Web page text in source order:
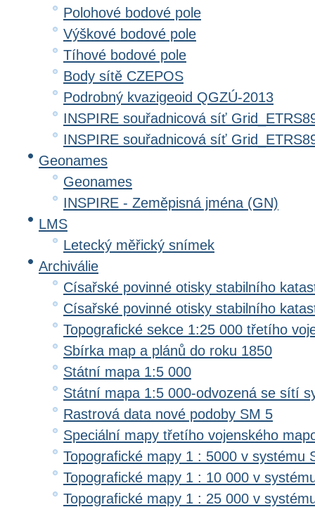
Polohové bodové pole
Výškové bodové pole
Tíhové bodové pole
Body sítě CZEPOS
Podrobný kvazigeoid QGZÚ-2013
INSPIRE souřadnicová síť
INSPIRE souřadnicová síť
Geonames
Geonames
INSPIRE - Zeměpisná jména (GN)
LMS
Letecký měřický snímek
Archiválie
Císařské povinné otisky stabilního
Císařské povinné otisky stabilního
Topografické sekce 1:25 000 třetího
Sbírka map a plánů do roku 1850
Státní mapa 1:5 000
Státní mapa 1:5 000-odvozená se sítí
Rastrová data nové podoby SM 5
Speciální mapy třetího vojenského
Topografické mapy 1 : 5000 v systému
Topografické mapy 1 : 10 000 v
Topografické mapy 1 : 25 000 v